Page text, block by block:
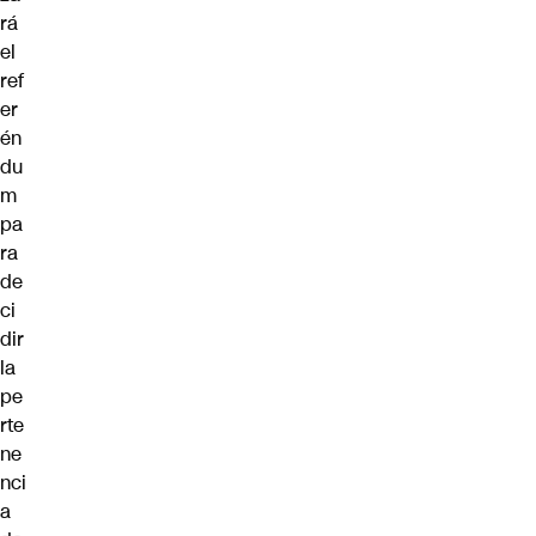
rá
el
ref
er
én
du
m
pa
ra
de
ci
dir
la
pe
rte
ne
nci
a